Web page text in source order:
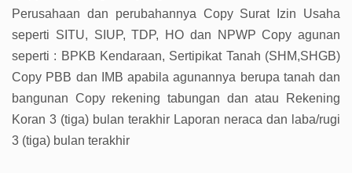
Perusahaan dan perubahannya Copy Surat Izin Usaha
seperti SITU, SIUP, TDP, HO dan NPWP Copy agunan
seperti : BPKB Kendaraan, Sertipikat Tanah (SHM,SHGB)
Copy PBB dan IMB apabila agunannya berupa tanah dan
bangunan Copy rekening tabungan dan atau Rekening
Koran 3 (tiga) bulan terakhir Laporan neraca dan laba/rugi
3 (tiga) bulan terakhir